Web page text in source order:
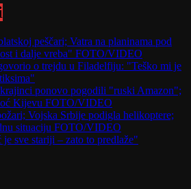
peščari; Vatra na planinama pod
i dalje vreba" FOTO/VIDEO
o trejdu u Filadelfiju: "Teško mi je
ponovo pogodili "ruski Amazon";
Kijevu FOTO/VIDEO
Vojska Srbije podigla helikoptere;
situaciju FOTO/VIDEO
sve stariji – zato to predlaže"